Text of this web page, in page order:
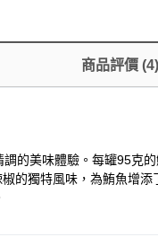
商品評價(4)
的美味體驗。每罐95克
的獨特風味，為鮪魚增